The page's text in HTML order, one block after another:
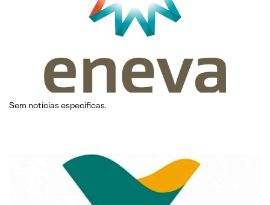
Sem notícias específicas.